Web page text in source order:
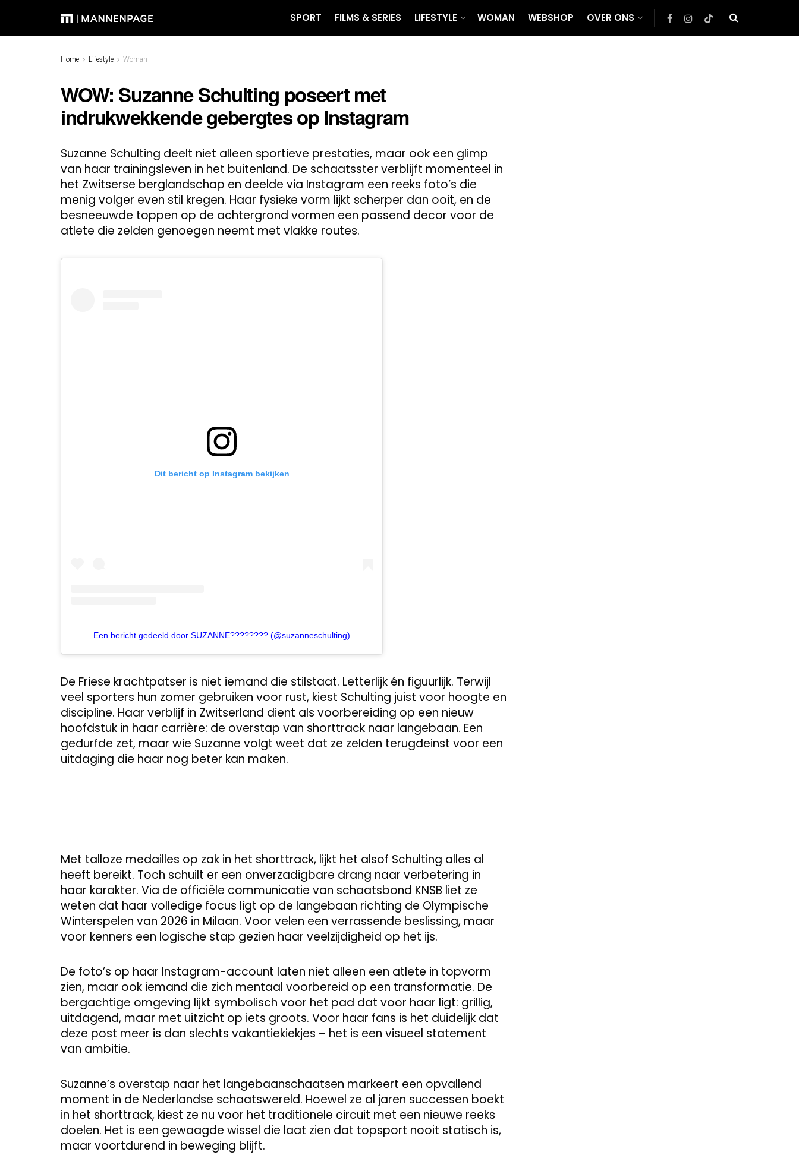
SPORT FILMS & SERIES LIFESTYLE WOMAN WEBSHOP OVER ONS
Home Lifestyle Woman
WOW: Suzanne Schulting poseert met
indrukwekkende gebergtes op Instagram
Suzanne Schulting deelt niet alleen sportieve prestaties, maar ook een glimp
van haar trainingsleven in het buitenland. De schaatsster verblijft momenteel in
het Zwitserse berglandschap en deelde via Instagram een reeks foto’s die
menig volger even stil kregen. Haar fysieke vorm lijkt scherper dan ooit, en de
besneeuwde toppen op de achtergrond vormen een passend decor voor de
atlete die zelden genoegen neemt met vlakke routes.
Dit bericht op Instagram bekijken
Een bericht gedeeld door SUZANNE???????? (@suzanneschulting)
De Friese krachtpatser is niet iemand die stilstaat. Letterlijk én figuurlijk. Terwijl
veel sporters hun zomer gebruiken voor rust, kiest Schulting juist voor hoogte en
discipline. Haar verblijf in Zwitserland dient als voorbereiding op een nieuw
hoofdstuk in haar carrière: de overstap van shorttrack naar langebaan. Een
gedurfde zet, maar wie Suzanne volgt weet dat ze zelden terugdeinst voor een
uitdaging die haar nog beter kan maken.
Met talloze medailles op zak in het shorttrack, lijkt het alsof Schulting alles al
heeft bereikt. Toch schuilt er een onverzadigbare drang naar verbetering in
haar karakter. Via de officiële communicatie van schaatsbond KNSB liet ze
weten dat haar volledige focus ligt op de langebaan richting de Olympische
Winterspelen van 2026 in Milaan. Voor velen een verrassende beslissing, maar
voor kenners een logische stap gezien haar veelzijdigheid op het ijs.
De foto’s op haar Instagram-account laten niet alleen een atlete in topvorm
zien, maar ook iemand die zich mentaal voorbereid op een transformatie. De
bergachtige omgeving lijkt symbolisch voor het pad dat voor haar ligt: grillig,
uitdagend, maar met uitzicht op iets groots. Voor haar fans is het duidelijk dat
deze post meer is dan slechts vakantiekiekjes – het is een visueel statement
van ambitie.
Suzanne’s overstap naar het langebaanschaatsen markeert een opvallend
moment in de Nederlandse schaatswereld. Hoewel ze al jaren successen boekt
in het shorttrack, kiest ze nu voor het traditionele circuit met een nieuwe reeks
doelen. Het is een gewaagde wissel die laat zien dat topsport nooit statisch is,
maar voortdurend in beweging blijft.